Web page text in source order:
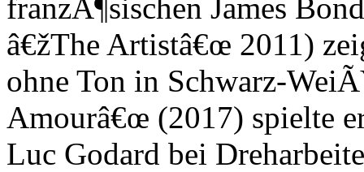
franzÃ¶sischen James
â€žThe Artistâ€œ 2011)
ohne Ton in Schwarz-
Amourâ€œ (2017) spielte
Luc Godard bei